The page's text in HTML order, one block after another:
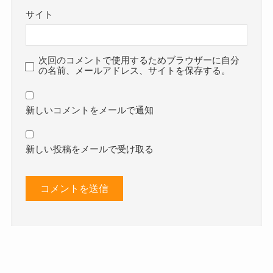
サイト
次回のコメントで使用するためブラウザーに自分
の名前、メールアドレス、サイトを保存する。
新しいコメントをメールで通知
新しい投稿をメールで受け取る